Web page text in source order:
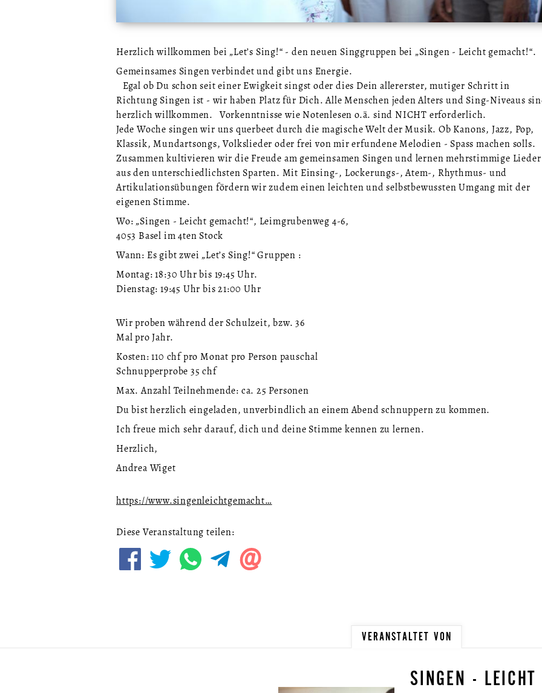
Herzlich willkommen bei „Let’s Sing!“ - den neuen Singgruppen bei „Singen - Leicht gemacht!“.
Gemeinsames Singen verbindet und gibt uns Energie.
Egal ob Du schon seit einer Ewigkeit singst oder dies Dein allererster, mutiger Schritt in
Richtung Singen ist - wir haben Platz für Dich. Alle Menschen jeden Alters und Sing-Niveaus
herzlich willkommen. Vorkenntnisse wie Notenlesen o.ä. sind NICHT erforderlich.
Jede Woche singen wir uns querbeet durch die magische Welt der Musik. Ob Kanons, Jazz, Pop,
Klassik, Mundartsongs, Volkslieder oder frei von mir erfundene Melodien - Spass machen
Zusammen kultivieren wir die Freude am gemeinsamen Singen und lernen mehrstimmige Lieder
aus den unterschiedlichsten Sparten. Mit Einsing-, Lockerungs-, Atem-, Rhythmus- und
Artikulationsübungen fördern wir zudem einen leichten und selbstbewussten Umgang mit der
eigenen Stimme.
Wo: „Singen - Leicht gemacht!“, Leimgrubenweg 4-6,
4053 Basel im 4ten Stock
Wann: Es gibt zwei „Let’s Sing!“ Gruppen :
Montag: 18:30 Uhr bis 19:45 Uhr.
Dienstag: 19:45 Uhr bis 21:00 Uhr
Wir proben während der Schulzeit, bzw. 36
Mal pro Jahr.
Kosten: 110 chf pro Monat pro Person pauschal
Schnupperprobe 35 chf
Max. Anzahl Teilnehmende: ca. 25 Personen
Du bist herzlich eingeladen, unverbindlich an einem Abend schnuppern zu kommen.
Ich freue mich sehr darauf, dich und deine Stimme kennen zu lernen.
Herzlich,
Andrea Wiget
https://www.singenleichtgemacht…
Diese Veranstaltung teilen:
VERANSTALTET VON
SINGEN - LEICHT